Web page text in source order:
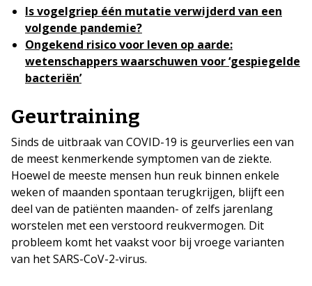
Is vogelgriep één mutatie verwijderd van een
volgende pandemie?
Ongekend risico voor leven op aarde:
wetenschappers waarschuwen voor ‘gespiegelde
bacteriën’
Geurtraining
Sinds de uitbraak van COVID-19 is geurverlies een van
de meest kenmerkende symptomen van de ziekte.
Hoewel de meeste mensen hun reuk binnen enkele
weken of maanden spontaan terugkrijgen, blijft een
deel van de patiënten maanden- of zelfs jarenlang
worstelen met een verstoord reukvermogen. Dit
probleem komt het vaakst voor bij vroege varianten
van het SARS-CoV-2-virus.